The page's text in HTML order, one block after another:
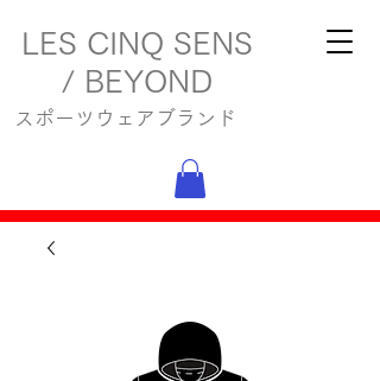
LES CINQ SENS
/ BEYOND
スポーツウェアブランド